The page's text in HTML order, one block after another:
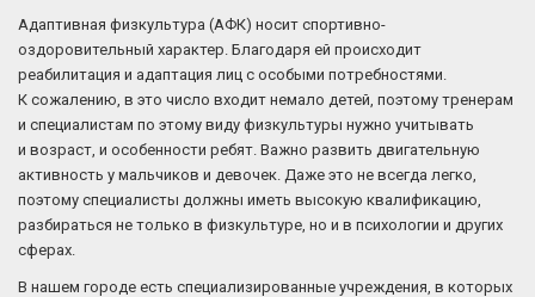
Адаптивная физкультура (АФК) носит спортивно-
оздоровительный характер. Благодаря ей происходит
реабилитация и адаптация лиц с особыми потребностями.
К сожалению, в это число входит немало детей, поэтому тренерам
и специалистам по этому виду физкультуры нужно учитывать
и возраст, и особенности ребят. Важно развить двигательную
активность у мальчиков и девочек. Даже это не всегда легко,
поэтому специалисты должны иметь высокую квалификацию,
разбираться не только в физкультуре, но и в психологии и других
сферах.
В нашем городе есть специализированные учреждения, в которых